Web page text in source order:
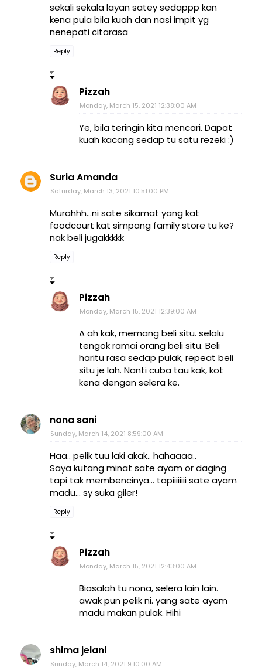
sekali sekala layan satey sedappp kan
kena pula bila kuah dan nasi impit yg
nenepati citarasa
Reply
Pizzah
Monday, March 15, 2021 12:38:00 AM
Ye, bila teringin kita mencari. Dapat
kuah kacang sedap tu satu rezeki :)
Suria Amanda
Saturday, March 13, 2021 10:51:00 PM
Murahhh...ni sate sikamat yang kat
foodcourt kat simpang family store tu ke?
nak beli jugakkkkk
Reply
Pizzah
Monday, March 15, 2021 12:39:00 AM
A ah kak, memang beli situ. selalu
tengok ramai orang beli situ. Beli
haritu rasa sedap pulak, repeat beli
situ je lah. Nanti cuba tau kak, kot
kena dengan selera ke.
nona sani
Sunday, March 14, 2021 8:59:00 AM
Haa.. pelik tuu laki akak.. hahaaaa..
Saya kutang minat sate ayam or daging
tapi tak membencinya... tapiiiiiiii sate ayam
madu... sy suka giler!
Reply
Pizzah
Monday, March 15, 2021 12:43:00 AM
Biasalah tu nona, selera lain lain.
awak pun pelik ni. yang sate ayam
madu makan pulak. Hihi
shima jelani
Sunday, March 14, 2021 9:10:00 AM